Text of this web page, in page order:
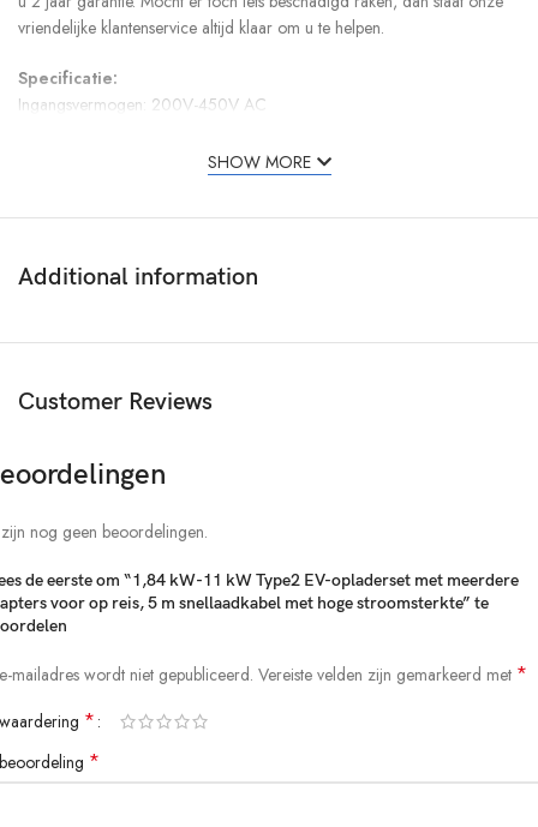
vriendelijke klantenservice altijd klaar om u te helpen.
Specificatie:
Ingangsvermogen: 200V-450V AC
32A verstelbaar (32A stekker)
Stekker: Schuko huishoudelijk, CEE16A rood, CEE32A blauw
Kabel: 5G6mm² + 2×0,5mm²
Totale lengte: 5 meter
Bedrijfstemperatuur: -30°C – +50°C
Beschermingsklasse: Kabeldoos: IP65, Type 2 laadstekker: IP54
hoogte van 1 m en een overdruk van het voertuig van 2 ton
1 * EV-oplader
1*Schuko-behuizingsadapter
1*CEE16A rode adapter
1 * verpakking
1 * Gebruikershandleiding
SHOW MORE
Additional information
Customer Reviews
nog geen beoordelingen.
de eerste om “1,84 kW-11 kW Type2 EV-opladerset met meerdere
voor op reis, 5 m snellaadkabel met hoge stroomsterkte” te
mailadres wordt niet gepubliceerd. Vereiste velden zijn gemarkeerd met *
*
*